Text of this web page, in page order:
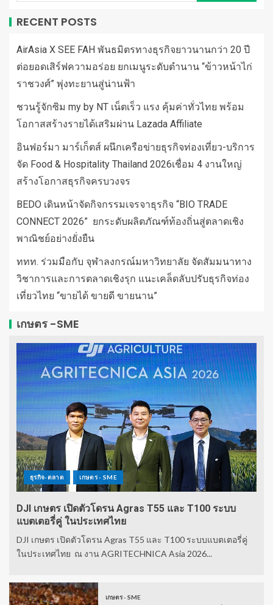
RECENT POSTS
AirAsia X SEE FAH พันธมิตรทางธุรกิจยาวนานกว่า 20 ปี
ต่อยอดเสิร์ฟความอร่อย ยกเมนูระดับตำนาน “ข้าวหน้าไก่
ราชวงศ์” พุ่งทะยานสู่น่านฟ้า
ชวนรู้จักซิม my by NT เน็ตเร็ว แรง คุ้มค่าทั่วไทย พร้อม
โอกาสสร้างรายได้เสริมผ่าน Lazada Affiliate
อินฟอร์มา มาร์เก็ตส์ ผนึกเครือข่ายธุรกิจท่องเที่ยว-บริการ
จัด Food & Hospitality Thailand 2026เชื่อม 4 งานใหญ่
สร้างโอกาสธุรกิจครบวงจร
BEDO เดินหน้าจัดกิจกรรมเจรจาธุรกิจ “BIO TRADE
CONNECT 2026” ยกระดับผลิตภัณฑ์ท้องถิ่นสู่ตลาดเชิง
พาณิชย์อย่างยั่งยืน
ททท. ร่วมมือกับ จุฬาลงกรณ์มหาวิทยาลัย จัดสัมมนาทาง
วิชาการและการตลาดเชิงรุก แนะเคล็ดลับปรับธุรกิจท่อง
เที่ยวไทย “ขายได้ ขายดี ขายนาน”
เกษตร -SME
ธุรกิจ-ตลาด เกษตร - SME
DJI เกษตร เปิดตัวโดรน Agras T55 และ T100 ระบบ
แบตเตอรี่คู่ ในประเทศไทย
DJI เกษตร เปิดตัวโดรน Agras T55 และ T100 ระบบแบตเตอรี่คู่
ในประเทศไทย ณ งาน AGRITECHNICA Asia 2026...
เกษตร - SME